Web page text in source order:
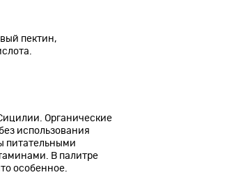
пектин,
Органические
использования
питательными
В палитре
особенное.